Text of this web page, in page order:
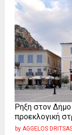
Ρήξη στον
προεκλογική
by AGGELOS